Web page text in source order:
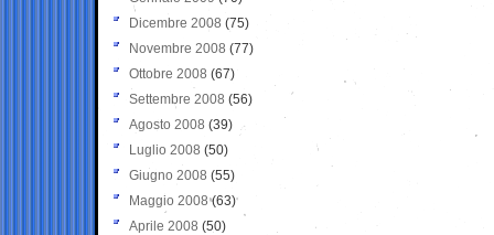
Dicembre 2008 (75)
Novembre 2008 (77)
Ottobre 2008 (67)
Settembre 2008 (56)
Agosto 2008 (39)
Luglio 2008 (50)
Giugno 2008 (55)
Maggio 2008(63)
Aprile 2008 (50)